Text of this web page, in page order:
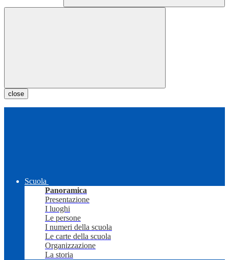
close
Scuola
Panoramica
Presentazione
I luoghi
Le persone
I numeri della scuola
Le carte della scuola
Organizzazione
La storia